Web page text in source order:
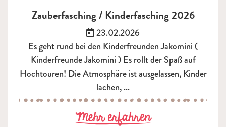
Zauberfasching / Kinderfasching 2026
Veröffentlicht am:
23.02.2026
Es geht rund bei den Kinderfreunden Jakomini (
Kinderfreunde Jakomini ) Es rollt der Spaß auf
Hochtouren! Die Atmosphäre ist ausgelassen, Kinder
lachen, ...
Mehr erfahrenzu